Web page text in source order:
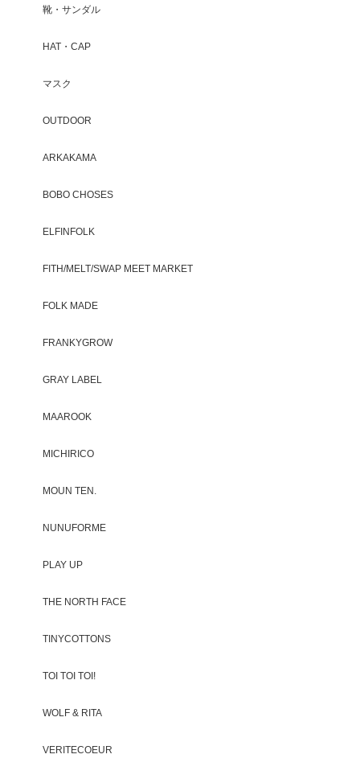
靴・サンダル
HAT・CAP
マスク
OUTDOOR
ARKAKAMA
BOBO CHOSES
ELFINFOLK
FITH/MELT/SWAP MEET MARKET
FOLK MADE
FRANKYGROW
GRAY LABEL
MAAROOK
MICHIRICO
MOUN TEN.
NUNUFORME
PLAY UP
THE NORTH FACE
TINYCOTTONS
TOI TOI TOI!
WOLF & RITA
VERITECOEUR